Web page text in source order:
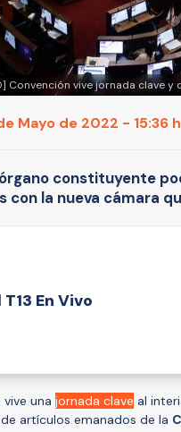
Convención vive jornada clave
Mayo de 2022 - 15:36
constituyente
con la nueva cámara
T13 En Vivo
vive una jornada clave al
artículos emanados de la